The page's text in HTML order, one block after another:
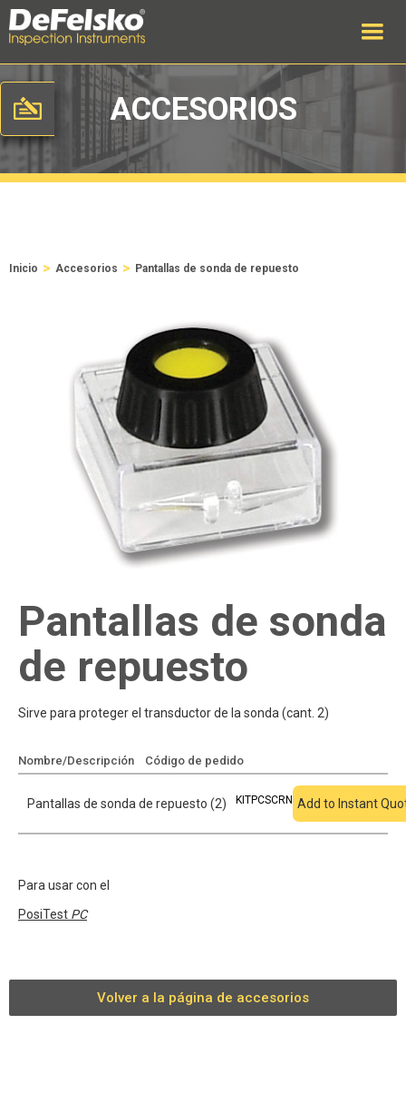
ACCESORIOS
Inicio > Accesorios > Pantallas de sonda de repuesto
Pantallas de sonda
de repuesto
Sirve para proteger el transductor de la sonda (cant. 2)
Nombre/Descripción Código de pedido
Pantallas de sonda de repuesto (2) KITPCSCRN Add to Instant
Para usar con el
PosiTest PC
Volver a la página de accesorios